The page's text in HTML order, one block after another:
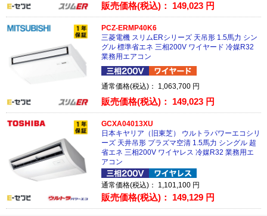
販売価格(税込)： 149,023 円
PCZ-ERMP40K6
三菱電機 スリムERシリーズ 天吊形 1.5馬力 シン
グル 標準省エネ 三相200V ワイヤード 冷媒R32
業務用エアコン
通常価格(税込)： 1,063,700 円
販売価格(税込)： 149,023 円
GCXA04013XU
日本キヤリア（旧東芝） ウルトラパワーエコシリ
ーズ 天井吊形 プラズマ空清 1.5馬力 シングル 超
省エネ 三相200V ワイヤレス 冷媒R32 業務用エ
アコン
通常価格(税込)： 1,101,100 円
販売価格(税込)： 149,129 円